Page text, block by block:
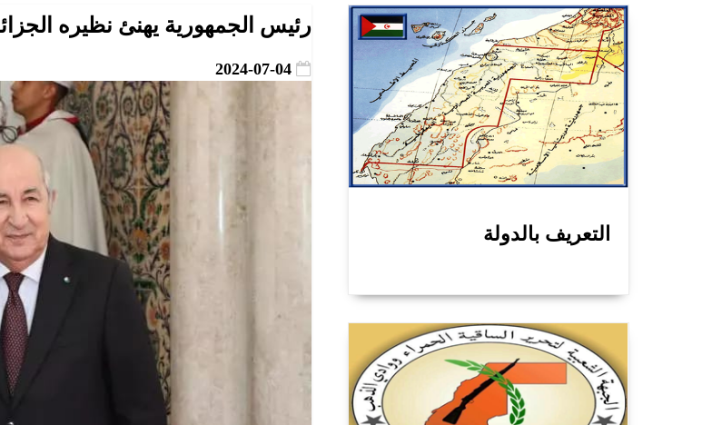
رئيس الجمهورية يهنئ نظيره الجزائري
2024-07-04
التعريف بالدولة